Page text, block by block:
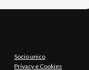
Socio unico
Privacy e Cookies